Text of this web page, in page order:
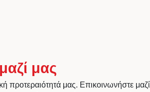
μας
προτεραιότητά μας. Επικοινωνήστε μαζί